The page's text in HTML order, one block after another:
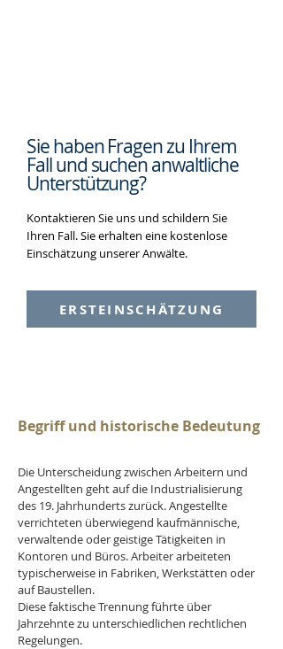
Sie haben Fragen zu Ihrem
Fall und suchenanwaltliche
Unterstützung?
Kontaktieren Sie uns und schildern Sie
Ihren Fall. Sie erhalten eine kostenlose
Einschätzung unserer Anwälte.
ERSTEINSCHÄTZUNG
Begriff und historische Bedeutung
Die Unterscheidung zwischen Arbeitern und
Angestellten geht auf die Industrialisierung
des 19. Jahrhunderts zurück. Angestellte
verrichteten überwiegend kaufmännische,
verwaltende oder geistige Tätigkeiten in
Kontoren und Büros. Arbeiter arbeiteten
typischerweise in Fabriken, Werkstätten oder
auf Baustellen.
Diese faktische Trennung führte über
Jahrzehnte zu unterschiedlichen rechtlichen
Regelungen.